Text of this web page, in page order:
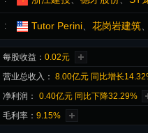
Tutor Perini 花岗岩建筑
每股收益： 0.02元
营业总收入： 8.00亿元 同比增长
净利润：
0.40亿元 同比下降32.29%
毛利率： 9.15%